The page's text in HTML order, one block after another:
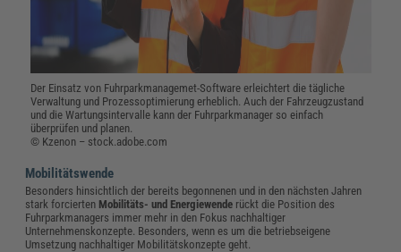
Der Einsatz von Fuhrparkmanagemet-Software erleichtert die tägliche
Verwaltung und Prozessoptimierung erheblich. Auch der Fahrzeugzustand
und die Wartungsintervalle kann der Fuhrparkmanager so einfach
überprüfen und planen.
© Kzenon – stock.adobe.com
Mobilitätswende
Besonders hinsichtlich der bereits begonnenen und in den nächsten Jahren
stark forcierten Mobilitäts- und Energiewende rückt die Position des
Fuhrparkmanagers immer mehr in den Fokus nachhaltiger
Unternehmenskonzepte. Besonders, wenn es um die betriebseigene
Umsetzung nachhaltiger Mobilitätskonzepte geht.